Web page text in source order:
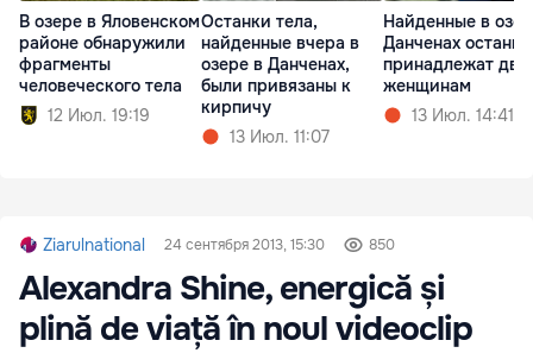
В озере в Яловенском
районе обнаружили
фрагменты
человеческого тела
12 Июл. 19:19
Останки тела,
найденные вчера в
озере в Данченах,
были привязаны к
кирпичу
13 Июл. 11:07
Найденные в
Данченах останки
принадлежат
женщинам
13 Июл. 14:41
Ziarulnational 24 сентября 2013, 15:30 850
Alexandra Shine, energică și
plină de viață în noul videoclip